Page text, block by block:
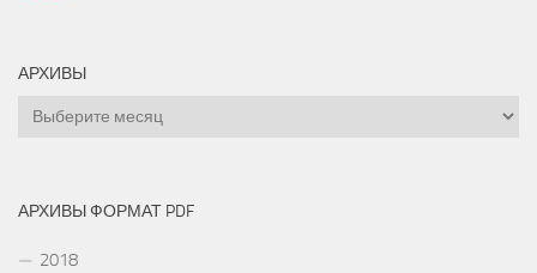
АРХИВЫ
Архивы
АРХИВЫ ФОРМАТ PDF
2018